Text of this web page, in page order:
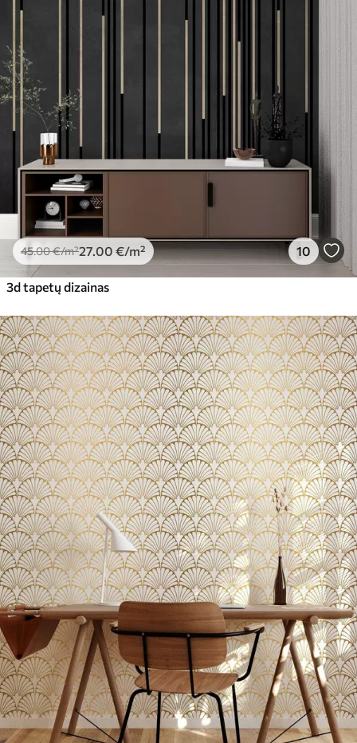
45.00€/m²27 .00 €/m² 10
3d tapetų dizainas